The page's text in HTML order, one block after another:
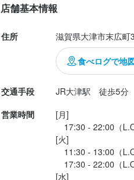
店舗基本情報
住所 滋賀県大津市末広町
食べログで地
交通手段
JR大津駅　徒歩5分
営業時間
[月]
17:30 - 22:00（
[火]
11:30 - 13:00（
17:30 - 22:00（
[水]